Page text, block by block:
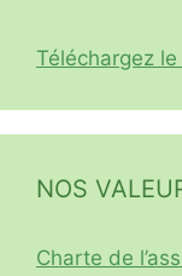
Téléchargez
NOS
Charte de